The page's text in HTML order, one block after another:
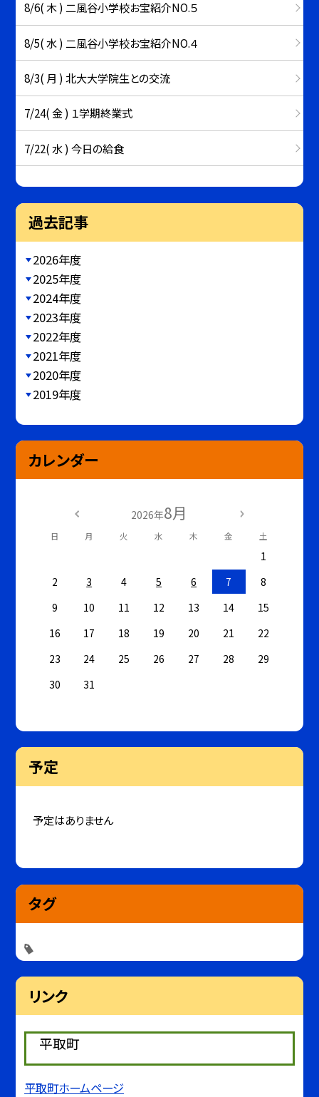
8/6( 木 ) 二風谷小学校お宝紹介NO.５
8/5( 水 ) 二風谷小学校お宝紹介NO.４
8/3( 月 ) 北大大学院生との交流
7/24( 金 ) １学期終業式
7/22( 水 ) 今日の給食
過去記事
2026年度
2025年度
2024年度
2023年度
2022年度
2021年度
2020年度
2019年度
カレンダー
2026年8月
日 月 火 水 木 金 土
1
2
3 4 5 6 7
8
9
10 11 12 13 14
15
16
17 18 19 20 21
22
23
24 25 26 27 28
29
30
31
予定
予定はありません
タグ
リンク
平取町
平取町ホームページ